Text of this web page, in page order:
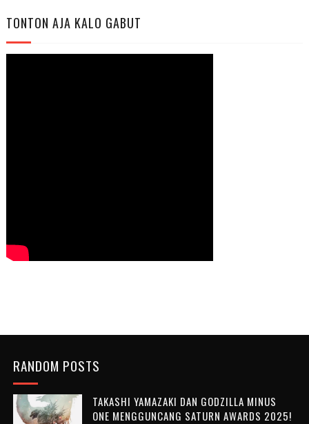
TONTON AJA KALO GABUT
RANDOM POSTS
TAKASHI YAMAZAKI DAN GODZILLA MINUS
ONE MENGGUNCANG SATURN AWARDS 2025!